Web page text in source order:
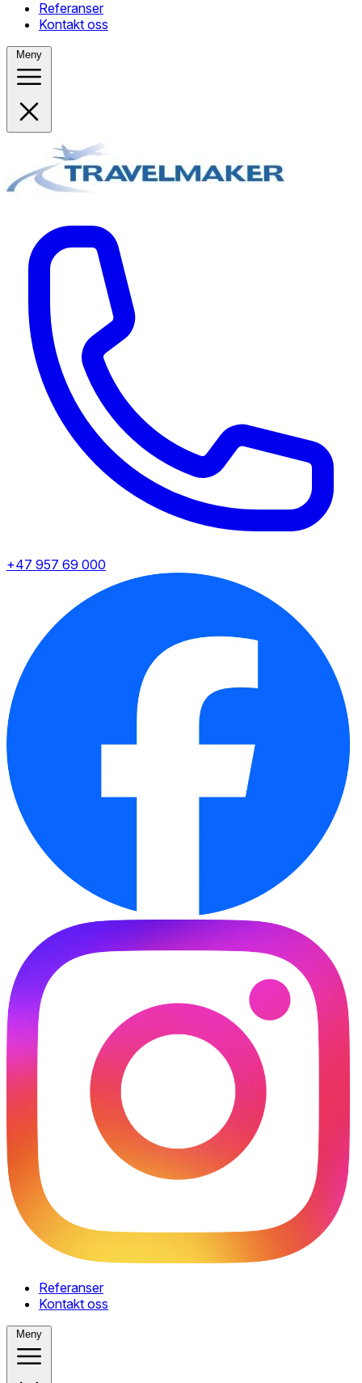
Referanser
Kontakt oss
Meny
+47 957 69 000
Referanser
Kontakt oss
Meny